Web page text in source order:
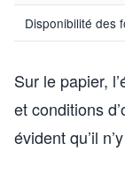
Disponibilité des
Sur le papier,
et conditions
évident qu’il